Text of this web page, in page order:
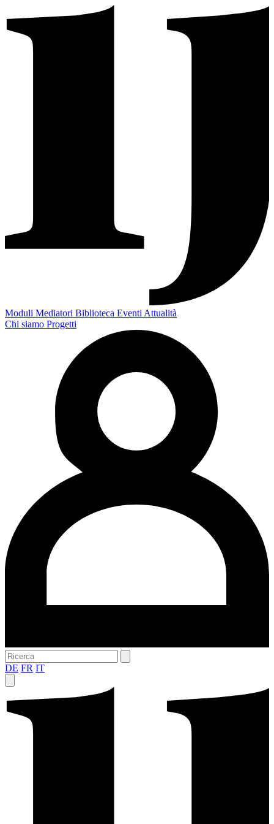
Moduli Mediatori Biblioteca Eventi Attualità
Chi siamo Progetti
DE FR IT